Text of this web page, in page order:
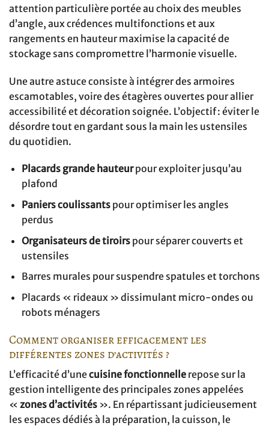
attention particulière portée au choix des meubles
d’angle, aux crédences multifonctions et aux
rangements en hauteur maximise la capacité de
stockage sans compromettre l’harmonie visuelle.
Une autre astuce consiste à intégrer des armoires
escamotables, voire des étagères ouvertes pour allier
accessibilité et décoration soignée. L’objectif : éviter le
désordre tout en gardant sous la main les ustensiles
du quotidien.
Placards grande hauteurpour exploiter jusqu’au
plafond
Paniers coulissantspour optimiser les angles
perdus
Organisateurs de tiroirspour séparer couverts et
ustensiles
Barres murales pour suspendre spatules et torchons
Placards « rideaux » dissimulant micro-ondes ou
robots ménagers
Comment organiser efficacement les
différentes zones d’activités ?
L’efficacité d’unecuisine fonctionnelle repose sur la
gestion intelligente des principales zones appelées
« zones d’activités ». En répartissant judicieusement
les espaces dédiés à la préparation, la cuisson, le